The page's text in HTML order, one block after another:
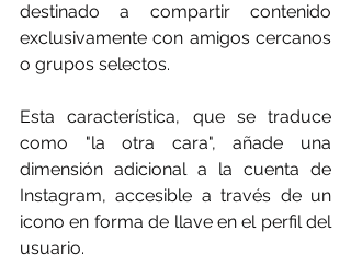
destinado a compartir contenido
exclusivamente con amigos cercanos
o grupos selectos.
Esta característica, que se traduce
como "la otra cara", añade una
dimensión adicional a la cuenta de
Instagram, accesible a través de un
icono en forma de llave en el perfil del
usuario.